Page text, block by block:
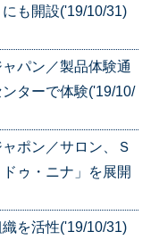
も開設('19/10/31)
パン／製品体験通
ターで体験('19/10/
ポン／サロン、Ｓ
ゥ・ニナ」を展開
を活性('19/10/31)